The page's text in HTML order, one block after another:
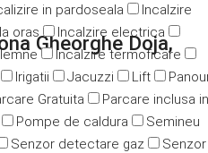
in pardoseala
Incalzire
oras
Incalzire electrica
Incalzire termoficare
Irigatii Jacuzzi Lift
Gratuita
Parcare inclusa in
Pompe de caldura
Semineu
Senzor detectare gaz
Senzor
Gheorghe Doja,